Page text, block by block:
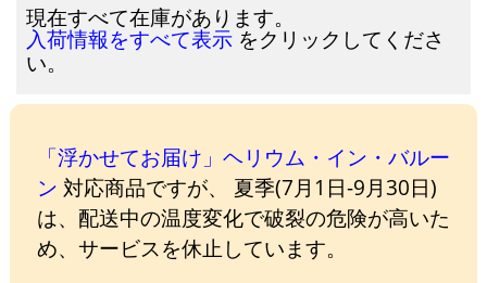
現在すべて在庫があります。
入荷情報をすべて表示 をクリックしてくださ
い。
「浮かせてお届け」ヘリウム・イン・バルー
ン 対応商品ですが、 夏季(7月1日-9月30日)
は、配送中の温度変化で破裂の危険が高いた
め、サービスを休止しています。